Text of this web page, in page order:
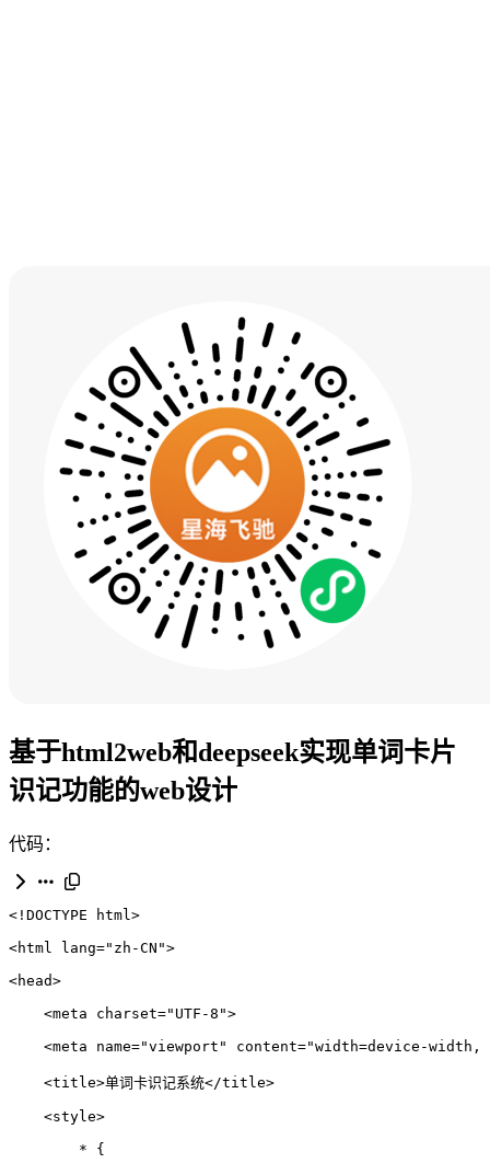
基于html2web和deepseek实现单词卡片
识记功能的web设计
代码：
<!DOCTYPE html>
<html lang="zh-CN">
<head>
<meta charset="UTF-8">
<meta name="viewport" content="width=device-
<title>单词卡识记系统</title>
<style>
*
{